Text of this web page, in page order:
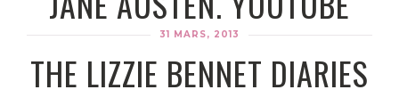
31 MARS, 2013
THE LIZZIE BENNET DIARIES